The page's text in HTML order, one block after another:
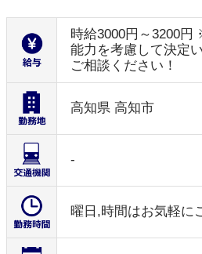
時給3000円～3200円
能力を考慮して決定
ご相談ください！
高知県 高知市
-
曜日,時間はお気軽に